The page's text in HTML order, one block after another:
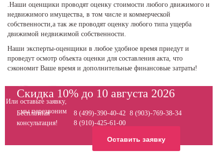
.Наши оценщики проводят оценку стоимости любого движимого и
недвижимого имущества, в том числе и коммерческой
собственности,а так же проводят оценку любого типа ущерба
движимой недвижимой собственности.
Наши эксперты-оценщики в любое удобное время приедут и
проведут осмотр объекта оценки для составления акта, что
сэкономит Ваше время и дополнительные финансовые затраты!
Скидка 10% до 10 августа 2026
Бесплатная
консультация!
8 (499)-390-40-42 8 (903)-769-38-34
8 (910)-425-61-00
Или оставьте заявку,
мы перезвоним
Оставить заявку